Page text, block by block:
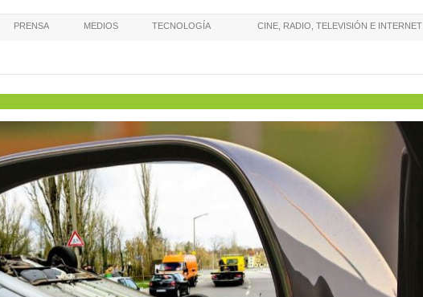
PRENSA MEDIOS TECNOLOGÍA CINE, RADIO, TELEVISIÓN E INTERNET